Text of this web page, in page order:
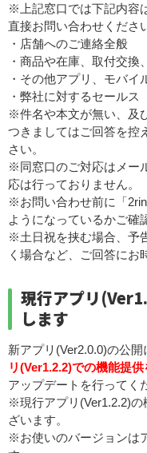
※上記窓口では下記内容
直接お問い合わせくださ
・店舗へのご連絡全般
・商品や在庫、取付交
・その他アプリ、モバ
・弊社に対するセールス
※件名や本文が無い、及
つきましてはご回答を控
さい。
※同窓口のご対応はメー
応は行っておりません。
※お問い合わせ前に「
ようになっているかご確
※土日祝を挟む場合、予
く場合など、ご回答にお
現行アプリ
します
新アプリ(Ver2.0.0)の公開
リ(Ver1.2.2)での機能提供
アップデートを行ってく
※現行アプリ(Ver1.2.2)
ざいます。
※お使いのバージョンは